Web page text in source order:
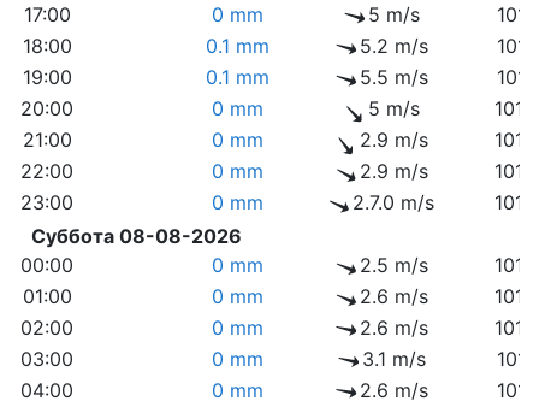
17:00
0 mm 5 m/s
18:00
0.1 mm 5.2 m/s
19:00
0.1 mm 5.5 m/s
20:00
0 mm 5 m/s
21:00
0 mm 2.9 m/s
22:00
0 mm 2.9 m/s
23:00
0 mm 2.7.0 m/s
Суббота 08-08-2026
00:00
0 mm 2.5 m/s
01:00
0 mm 2.6 m/s
02:00
0 mm 2.6 m/s
03:00
0 mm 3.1 m/s
04:00
0 mm 2.6 m/s